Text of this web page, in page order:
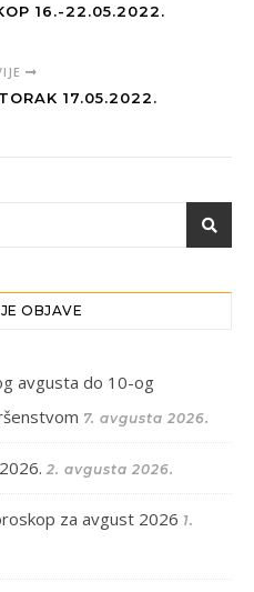
16.-22.05.2022.
17.05.2022.
OBJAVE
avgusta do 10-og
7. avgusta 2026.
2. avgusta 2026.
za avgust 2026 1.